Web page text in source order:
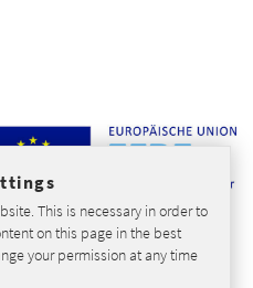
This is necessary in order to
on this page in the best
your permission at any time